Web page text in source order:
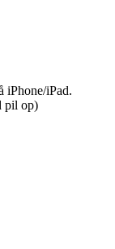
iPhone/iPad.
pil op)